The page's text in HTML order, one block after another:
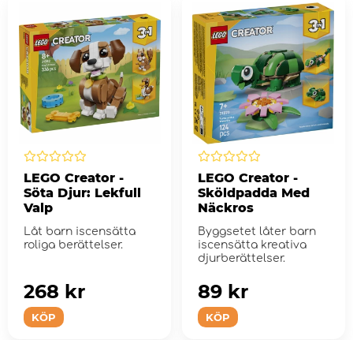
LEGO Creator -
Söta Djur: Lekfull
Valp
Låt barn iscensätta
roliga berättelser.
KÖP
268 kr
LEGO Creator -
Sköldpadda Med
Näckros
Byggsetet låter barn
iscensätta kreativa
djurberättelser.
KÖP
89 kr